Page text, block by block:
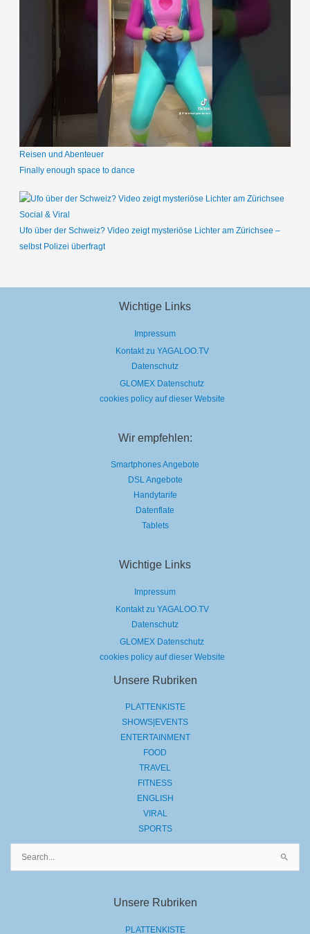
Reisen und Abenteuer
Finally enough space to dance
Social & Viral
Ufo über der Schweiz? Video zeigt mysteriöse Lichter am Zürichsee –
selbst Polizei überfragt
Wichtige Links
Impressum
Kontakt zu YAGALOO.TV
Datenschutz
GLOMEX Datenschutz
cookies policy auf dieser Website
Wir empfehlen:
Smartphones Angebote
DSL Angebote
Handytarife
Datenflate
Tablets
Wichtige Links
Impressum
Kontakt zu YAGALOO.TV
Datenschutz
GLOMEX Datenschutz
cookies policy auf dieser Website
Unsere Rubriken
PLATTENKISTE
SHOWS|EVENTS
ENTERTAINMENT
FOOD
TRAVEL
FITNESS
ENGLISH
VIRAL
SPORTS
Unsere Rubriken
PLATTENKISTE